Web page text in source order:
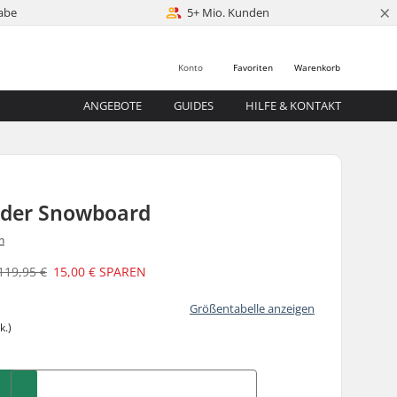
5+ Mio. Kunden ×
Warenkorb
Favoriten
Konto
ANGEBOTE GUIDES HILFE & KONTAKT
Snowboard
€ 15,00 € SPAREN
Größentabelle anzeigen